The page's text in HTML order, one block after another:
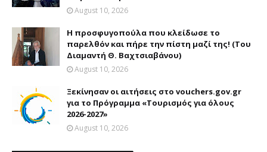
August 10, 2026
Η προσφυγοπούλα που κλείδωσε το
παρελθόν και πήρε την πίστη μαζί της! (Του
Διαμαντή Θ. Βαχτσιαβάνου)
August 10, 2026
Ξεκίνησαν οι αιτήσεις στο vouchers.gov.gr
για το Πρόγραμμα «Τουρισμός για όλους
2026-2027»
August 10, 2026